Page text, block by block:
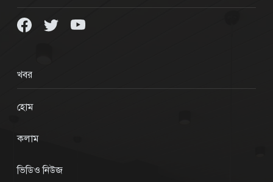
খবর
হোম
কলাম
ভিডিও নিউজ